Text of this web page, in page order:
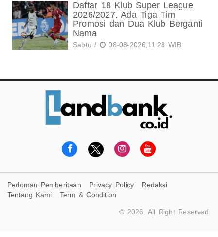
Daftar 18 Klub Super League
2026/2027, Ada Tiga Tim
Promosi dan Dua Klub Berganti
Nama
Sabtu / 08-08-2026,11:28 WIB
Pedoman Pemberitaan Privacy Policy
Redaksi
Tentang Kami
Term & Condition
© 2026. All Right Reserved.